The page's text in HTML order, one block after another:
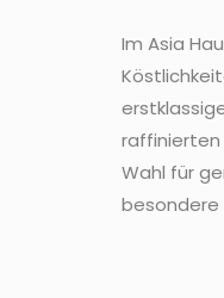
Im Asia
Wahl für
besondere